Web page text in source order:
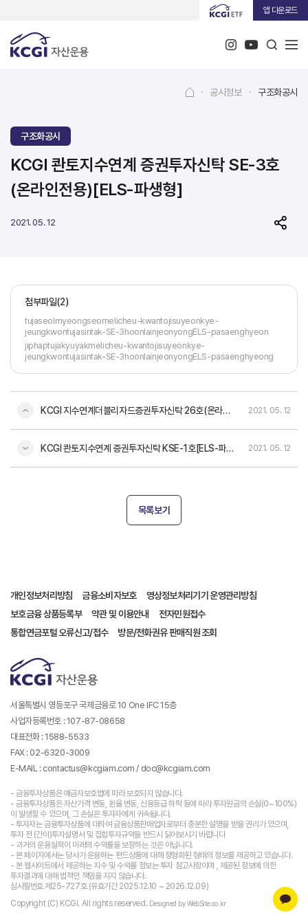
앱 다운로드
· 공시정보 · 구조화공시
구조화공시
KCGI 콴토지수연계 증권투자신탁 SE-3호
(온라인전용)[ELS-파생형]
2021. 05. 12
첨부파일(2)
tujaseolmyeongseomelicheu-kwantojisuyeonkye-
jeungkwontujasintak-SE-3hoonlainjeonyongELS-pasaenghyeon
jiphaptujakyuyakmelicheu-kwantojisuyeonkye-
jeungkwontujasintak-SE-3hoonlainjeonyongELS-pasaenghyeong
KCGI 지수연계더블리자드증권투자신탁 26호(온라인전용)[ELS-파생형] 2021. 05. 12
KCGI 콴토지수연계 증권투자신탁 KSE-1호[ELS-파생형] 2021. 05. 12
목록보기
개인정보처리방침 금융소비자보호
영상정보처리기기 운영관리방침
보호금융 상품등록부
약관 및 이용안내
전자민원접수
통합연금포털 오류신고/접수
방문/전화권유 판매직원 조회
서울특별시 영등포구 국제금융로 10 One IFC 15층
사업자등록번호 : 107-87-08658
대표전화 : 1588-5533
FAX : 02-6320-3009
E-MAIL : contactus@kcgiam.com / doc@kcgiam.com
- 금융투자상품은 예금자보호법에 따라 보호되지 않습니다.
- 금융투자상품은 자산가격 변동, 환율 변동, 신용등급 하락 등에 따라 투자원금의 손실(0~100%)
이 발생할 수 있으며, 그 손실은 투자자에게 귀속됩니다.
- 투자자는 금융투자상품에 대하여 금융상품판매업자로부터 충분한 설명을 받을 권리가 있으며,
투자 전 (간이)투자설명서 및 집합투자규약을 반드시 읽어보시기 바랍니다
- 과거의 운용실적이 미래의 수익률을 보장하는 것은 아닙니다.
- 본 페이지에서는 당사가 운용하는 펀드상품에 대해 정형화된 형태의 정보를 제공하고 있습니다.
- 본 웹사이트에서 제공하는 지수 및 수익률 정보는 투자 참고사항이며 , 제공된 정보에 의한
투자결과에 대해 법적인 책임을 지지 않습니다.
심사필번호 제25-727호 (유효기간 2025.12.10 ~ 2026.12.09)
Copyright (C) KCGI. All rights reserved. Designed by WebSite.co.kr